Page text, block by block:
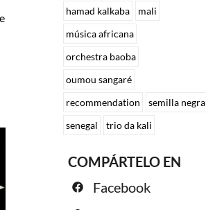
hamad kalkaba
mali
música africana
orchestra baoba
oumou sangaré
recommendation
semilla negra
senegal
trio da kali
COMPÁRTELO EN
Facebook